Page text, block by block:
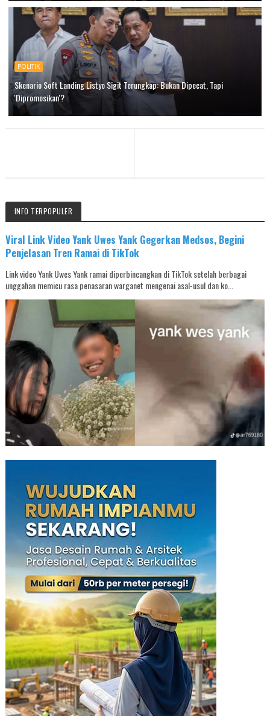
POLITIK
Skenario Soft Landing Listyo Sigit Terungkap: Bukan Dipecat, Tapi
'Dipromosikan'?
INFO TERPOPULER
Viral Link Video Yank Uwes Yank Gegerkan Medsos, Begini
Penjelasan Tren Ramai di TikTok
Link video Yank Uwes Yank ramai diperbincangkan di TikTok setelah berbagai
unggahan memicu rasa penasaran warganet mengenai asal-usul dan ko...